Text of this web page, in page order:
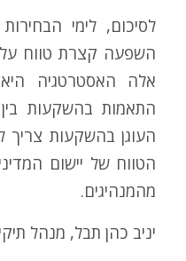
לסיכום, לימי
השפעה קצרת טווח על
אלה האסטרטגיה היא
התאמות בהשקעות
העוגן בהשקעות צריך
הטווח של יישום
מהמנהיגים.
יניב כהן תבל, מנהל